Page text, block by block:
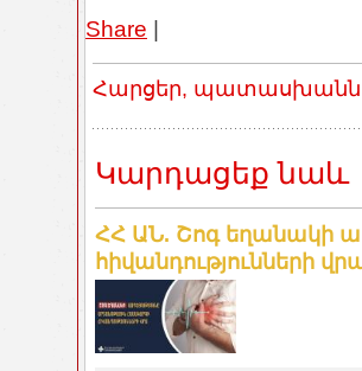
Share |
Հարցեր,
Կարդացեք նաև
ՀՀ ԱՆ. Շոգ եղանակի
հիվանդությունների